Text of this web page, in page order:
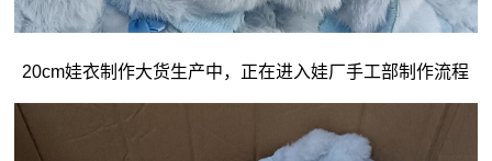
20cm娃衣制作大货生产中，正在进入娃厂手工部制作流程